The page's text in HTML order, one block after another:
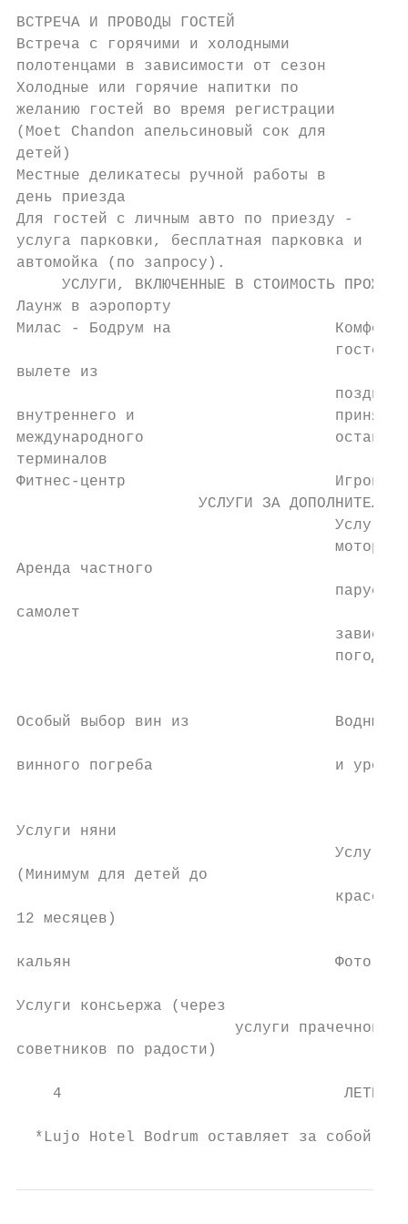
ВСТРЕЧА И ПРОВОДЫ ГОСТЕЙ
Встреча с горячими и холодными
полотенцами в зависимости от сезон
Холодные или горячие напитки по
желанию гостей во время регистрации
(Moet Chandon апельсиновый сок для
детей)
Местные деликатесы ручной работы в
день приезда
Для гостей с личным авто по приезду
услуга парковки, бесплатная
автомойка (по запросу).
УСЛУГИ, ВКЛЮЧЕННЫЕ В СТОИМОСТЬ
Лаунж в аэропорту
Милас - Бодрум на                  Комфорт-
гостей
вылете из
внутреннего и
международного                     оставить
терминалов
Фитнес-центр                       Игровой
УСЛУГИ ЗА
Услуги
Аренда частного
самолет
Особый выбор вин из                Водные
винного погреба                    и уроки
Услуги няни
Услуги
(Минимум для детей до
                                   красоты
12 месяцев)
кальян
Услуги консьержа (через
                        услуги прачечной2
советников по радости)
4                               ЛЕТНЯЯ
*Lujo Hotel Bodrum оставляет за собой